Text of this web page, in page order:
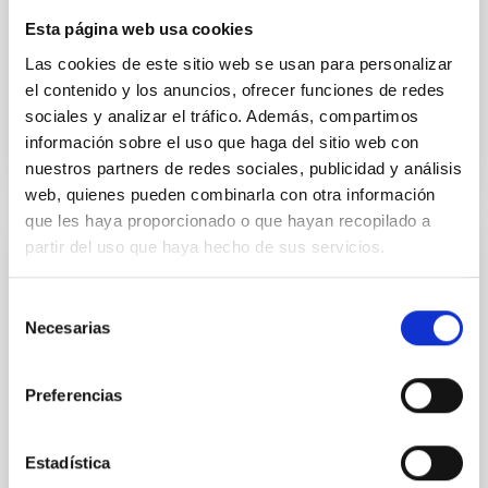
Esta página web usa cookies
Las cookies de este sitio web se usan para personalizar
el contenido y los anuncios, ofrecer funciones de redes
sociales y analizar el tráfico. Además, compartimos
información sobre el uso que haga del sitio web con
nuestros partners de redes sociales, publicidad y análisis
web, quienes pueden combinarla con otra información
que les haya proporcionado o que hayan recopilado a
partir del uso que haya hecho de sus servicios.
Necesarias
Preferencias
Estadística
visually improve your scientific communications.
Date 05/09/2025
TEACHING UNITS
artificial (ESP)
problema de contaminación lumínica y sus efectos
prestando